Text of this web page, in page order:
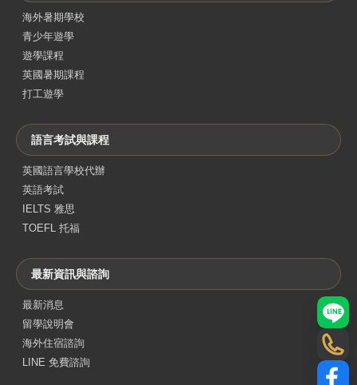
海外暑期學校
青少年遊學
遊學課程
英國暑期課程
打工遊學
語言考試與課程
英國語言學校代辦
英語考試
IELTS 雅思
TOEFL 托福
最新資訊與諮詢
最新消息
留學說明會
海外住宿諮詢
LINE 免費諮詢
LINE
電話